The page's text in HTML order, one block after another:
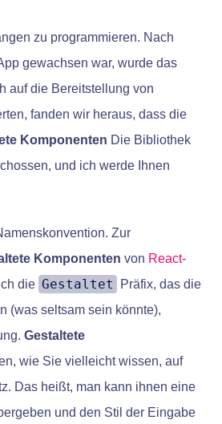
zu programmieren. Nach
gewachsen war, wurde das
auf die Bereitstellung von
fanden wir heraus, dass die
Komponenten Die Bibliothek
und ich werde Ihnen
Zur
Komponenten von React-
die Gestaltet
Präfix, das die
(was seltsam sein könnte),
Gestaltete
wie Sie vielleicht wissen, auf
Das heißt, man kann ihnen eine
und den Stil der Eingabe